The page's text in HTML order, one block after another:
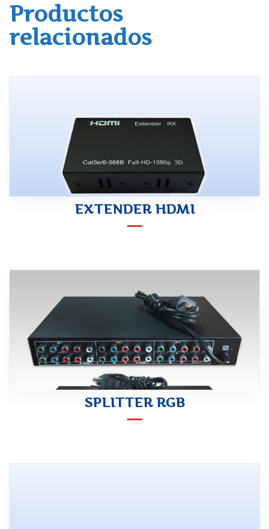
Productos
relacionados
EXTENDER HDMI
SPLITTER RGB